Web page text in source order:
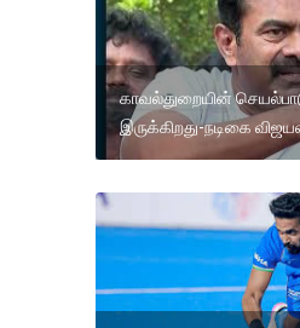
காவல்துறையின்
இருக்கிறது-நடிகை